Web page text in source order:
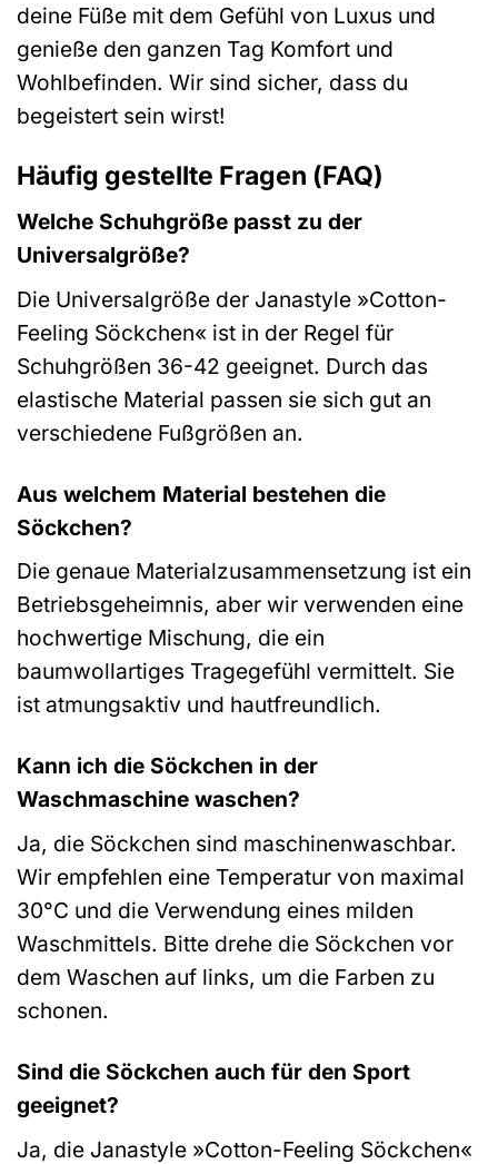
deine Füße mit dem Gefühl von Luxus und
genieße den ganzen Tag Komfort und
Wohlbefinden. Wir sind sicher, dass du
begeistert sein wirst!
Häufig gestellte Fragen (FAQ)
Welche Schuhgröße passt zu der
Universalgröße?
Die Universalgröße der Janastyle »Cotton-
Feeling Söckchen« ist in der Regel für
Schuhgrößen 36-42 geeignet. Durch das
elastische Material passen sie sich gut an
verschiedene Fußgrößen an.
Aus welchem Material bestehen die
Söckchen?
Die genaue Materialzusammensetzung ist ein
Betriebsgeheimnis, aber wir verwenden eine
hochwertige Mischung, die ein
baumwollartiges Tragegefühl vermittelt. Sie
ist atmungsaktiv und hautfreundlich.
Kann ich die Söckchen in der
Waschmaschine waschen?
Ja, die Söckchen sind maschinenwaschbar.
Wir empfehlen eine Temperatur von maximal
30°C und die Verwendung eines milden
Waschmittels. Bitte drehe die Söckchen vor
dem Waschen auf links, um die Farben zu
schonen.
Sind die Söckchen auch für den Sport
geeignet?
Ja, die Janastyle »Cotton-Feeling Söckchen«